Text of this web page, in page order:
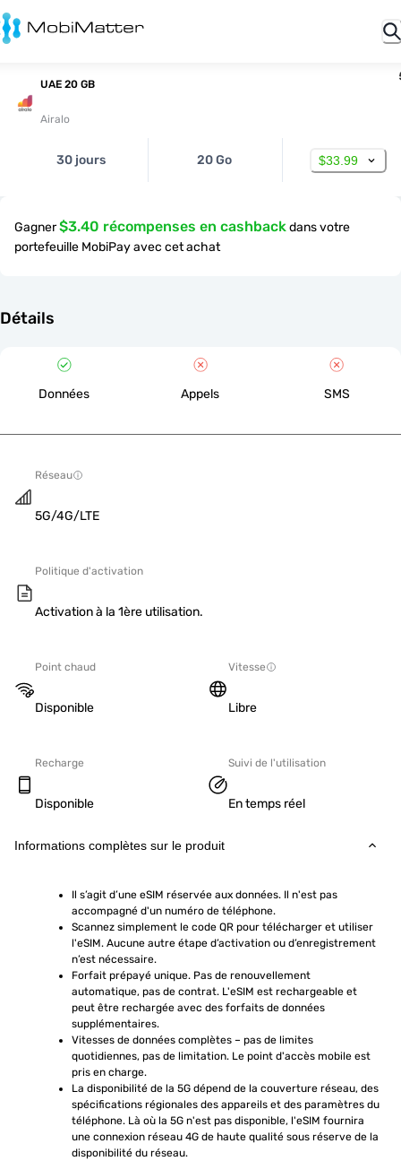
UAE 20 GB
Airalo
30 jours 20 Go $33.99
Gagner$3.40 récompenses en cashbackdans votre
portefeuille MobiPay avec cet achat
Détails
Données Appels SMS
Réseau
5G/4G/LTE
Politique d'activation
Activation à la 1ère utilisation.
Point chaud
Disponible
Vitesse
Libre
Recharge
Disponible
Suivi de l'utilisation
En temps réel
Informations complètes sur le produit
Il s’agit d’une eSIM réservée aux données. Il n'est pas
accompagné d'un numéro de téléphone.
Scannez simplement le code QR pour télécharger et utiliser
l'eSIM. Aucune autre étape d’activation ou d’enregistrement
n’est nécessaire.
Forfait prépayé unique. Pas de renouvellement
automatique, pas de contrat. L'eSIM est rechargeable et
peut être rechargée avec des forfaits de données
supplémentaires.
Vitesses de données complètes – pas de limites
quotidiennes, pas de limitation. Le point d'accès mobile est
pris en charge.
La disponibilité de la 5G dépend de la couverture réseau, des
spécifications régionales des appareils et des paramètres du
téléphone. Là où la 5G n'est pas disponible, l'eSIM fournira
une connexion réseau 4G de haute qualité sous réserve de la
disponibilité du réseau.